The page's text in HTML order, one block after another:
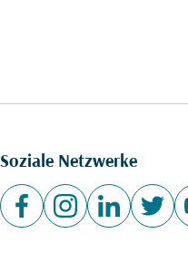
Soziale Netzwerke